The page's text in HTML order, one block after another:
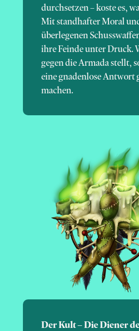
durchsetzen – koste es,
Mit standhafter Moral
überlegenen
ihre Feinde unter Druck.
gegen die Armada stellt,
eine gnadenlose Antwort
machen.
Der Kult – Die Diener